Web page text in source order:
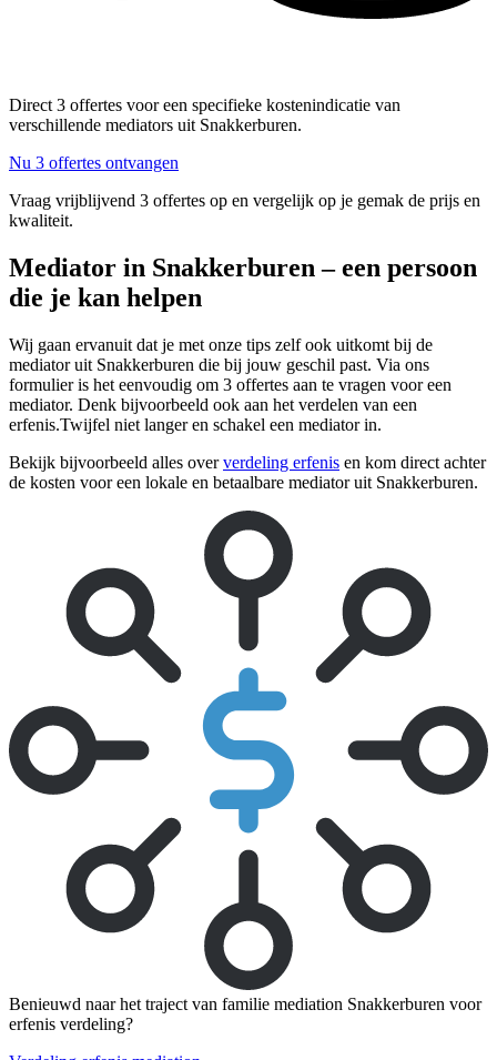
Direct 3 offertes voor een specifieke kostenindicatie van
verschillende mediators uit Snakkerburen.
Nu 3 offertes ontvangen
Vraag vrijblijvend 3 offertes op en vergelijk op je gemak de prijs en
kwaliteit.
Mediator in Snakkerburen – een persoon
die je kan helpen
Wij gaan ervanuit dat je met onze tips zelf ook uitkomt bij de
mediator uit Snakkerburen die bij jouw geschil past. Via ons
formulier is het eenvoudig om 3 offertes aan te vragen voor een
mediator. Denk bijvoorbeeld ook aan het verdelen van een
erfenis.Twijfel niet langer en schakel een mediator in.
Bekijk bijvoorbeeld alles oververdeling erfenis en kom direct achter
de kosten voor een lokale en betaalbare mediator uit Snakkerburen.
Benieuwd naar het traject van familie mediation Snakkerburen voor
erfenis verdeling?